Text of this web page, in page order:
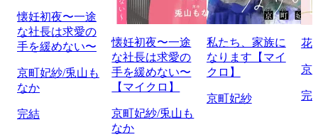
懐妊初夜〜一途
な社長は求愛の
手を緩めない〜
京町妃紗/兎山も
なか
完結
懐妊初夜〜一途
な社長は求愛の
手を緩めない〜
【マイクロ】
京町妃紗/兎山も
なか
私たち、家族に
なります【マイ
クロ】
京町妃紗
花
京
完